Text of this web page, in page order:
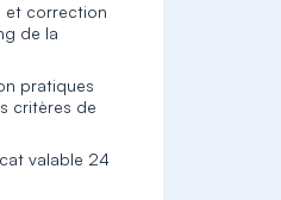
et correction
de la
pratiques
critères de
valable 24